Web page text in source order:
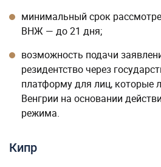
минимальный срок
ВНЖ — до 21 дня;
возможность подачи
резидентство через
платформу для лиц, которые
Венгрии на основании
режима.
Кипр